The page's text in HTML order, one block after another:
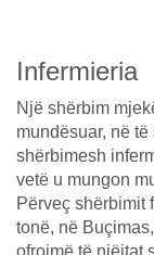
Infermieria
Një shërbim
mundësuar, në
shërbimesh
vetë u mungon
Përveç shërbimit
tonë, në
ofrojmë të njëjtat